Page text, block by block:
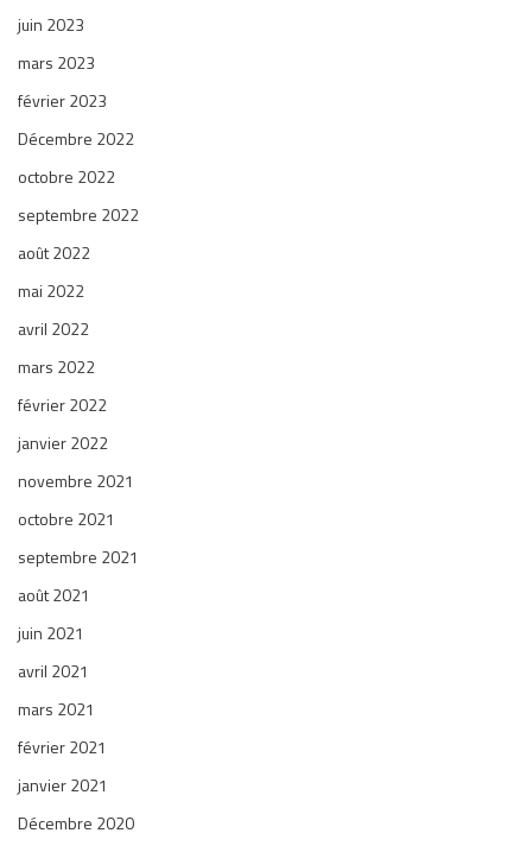
juin 2023
mars 2023
février 2023
Décembre 2022
octobre 2022
septembre 2022
août 2022
mai 2022
avril 2022
mars 2022
février 2022
janvier 2022
novembre 2021
octobre 2021
septembre 2021
août 2021
juin 2021
avril 2021
mars 2021
février 2021
janvier 2021
Décembre 2020